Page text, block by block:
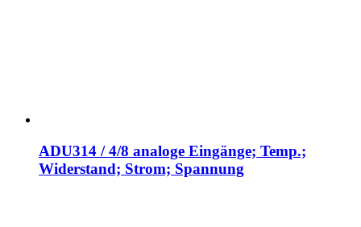
ADU314 / 4/8 analoge Eingänge; Temp.;
Widerstand; Strom; Spannung